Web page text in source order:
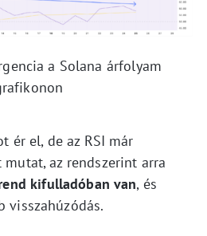
a Solana árfolyam
ér el, de az RSI már
az rendszerint arra
kifulladóban van, és
visszahúzódás.